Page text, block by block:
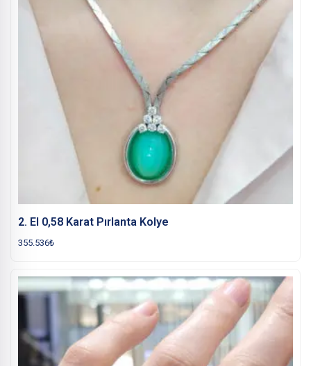
2. El 0,58 Karat Pırlanta Kolye
355.536₺